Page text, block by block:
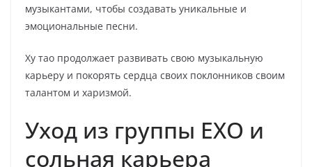
музыкантами, чтобы создавать уникальные и
эмоциональные песни.
Ху тао продолжает развивать свою музыкальную
карьеру и покорять сердца своих поклонников своим
талантом и харизмой.
Уход из группы EXO и
сольная карьера